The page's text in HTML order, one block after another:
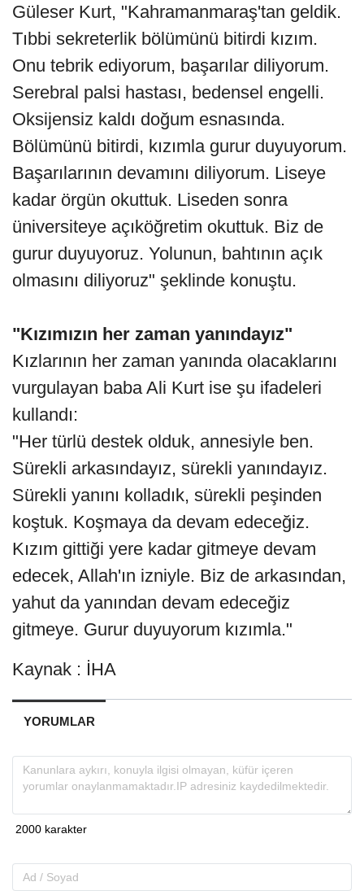
Güleser Kurt, "Kahramanmaraş'tan geldik.
Tıbbi sekreterlik bölümünü bitirdi kızım.
Onu tebrik ediyorum, başarılar diliyorum.
Serebral palsi hastası, bedensel engelli.
Oksijensiz kaldı doğum esnasında.
Bölümünü bitirdi, kızımla gurur duyuyorum.
Başarılarının devamını diliyorum. Liseye
kadar örgün okuttuk. Liseden sonra
üniversiteye açıköğretim okuttuk. Biz de
gurur duyuyoruz. Yolunun, bahtının açık
olmasını diliyoruz" şeklinde konuştu.
"Kızımızın her zaman yanındayız"
Kızlarının her zaman yanında olacaklarını
vurgulayan baba Ali Kurt ise şu ifadeleri
kullandı:
"Her türlü destek olduk, annesiyle ben.
Sürekli arkasındayız, sürekli yanındayız.
Sürekli yanını kolladık, sürekli peşinden
koştuk. Koşmaya da devam edeceğiz.
Kızım gittiği yere kadar gitmeye devam
edecek, Allah'ın izniyle. Biz de arkasından,
yahut da yanından devam edeceğiz
gitmeye. Gurur duyuyorum kızımla."
Kaynak : İHA
YORUMLAR